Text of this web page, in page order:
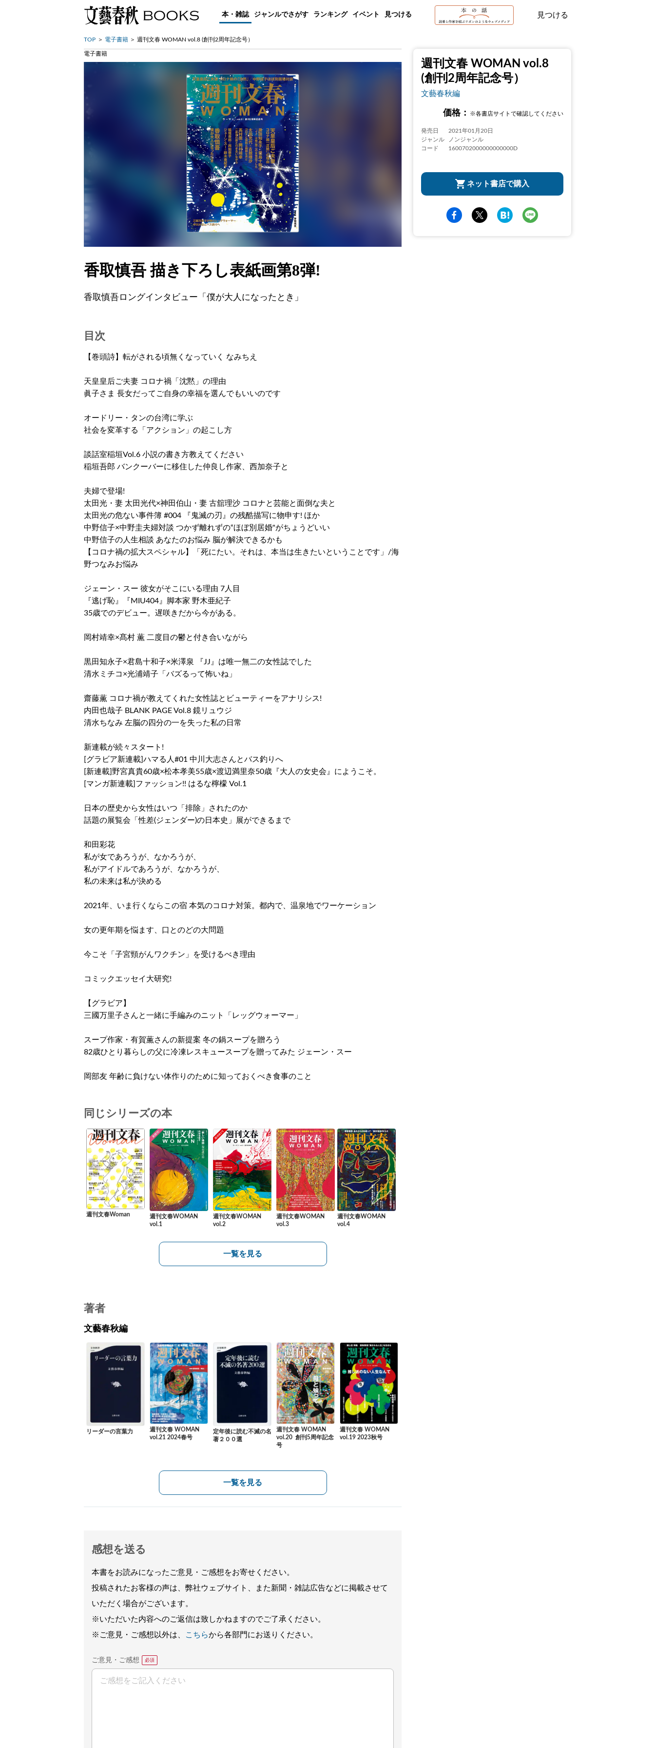
本・雑誌 ジャンルでさがす ランキング イベント 見つける 見つける
TOP 電子書籍 週刊文春 WOMAN vol.8 (創刊2周年記念号）
週刊文春 WOMAN vol.8
(創刊2周年記念号）
文藝春秋編
価格： ※各書店サイトで確認してください
発売日
2021年01月20日
ジャンル
ノンジャンル
コード
1600702000000000000D
ネット書店で購入
電子書籍
香取慎吾 描き下ろし表紙画第8弾!
香取慎吾ロングインタビュー「僕が大人になったとき」
目次
【巻頭詩】転がされる頃無くなっていく なみちえ
天皇皇后ご夫妻 コロナ禍「沈黙」の理由
眞子さま 長女だってご自身の幸福を選んでもいいのです
オードリー・タンの台湾に学ぶ
社会を変革する「アクション」の起こし方
談話室稲垣Vol.6 小説の書き方教えてください
稲垣吾郎 バンクーバーに移住した仲良し作家、西加奈子と
夫婦で登場!
太田光・妻 太田光代×神田伯山・妻 古舘理沙 コロナと芸能と面倒な夫と
太田光の危ない事件簿 #004 『鬼滅の刃』の残酷描写に物申す! ほか
中野信子×中野圭夫婦対談 つかず離れずの“ほぼ別居婚"がちょうどいい
中野信子の人生相談 あなたのお悩み 脳が解決できるかも
【コロナ禍の拡大スペシャル】「死にたい。それは、本当は生きたいということです」/海
野つなみお悩み
ジェーン・スー 彼女がそこにいる理由 7人目
『逃げ恥』『MIU404』脚本家 野木亜紀子
35歳でのデビュー。遅咲きだから今がある。
岡村靖幸×髙村 薫 二度目の鬱と付き合いながら
黒田知永子×君島十和子×米澤泉 『JJ』は唯一無二の女性誌でした
清水ミチコ×光浦靖子「バズるって怖いね」
齋藤薫 コロナ禍が教えてくれた女性誌とビューティーをアナリシス!
内田也哉子 BLANK PAGE Vol.8 鏡リュウジ
清水ちなみ 左脳の四分の一を失った私の日常
新連載が続々スタート!
[グラビア新連載]ハマる人#01 中川大志さんとバス釣りへ
[新連載]野宮真貴60歳×松本孝美55歳×渡辺満里奈50歳『大人の女史会』にようこそ。
[マンガ新連載]ファッション!! はるな檸檬 Vol.1
日本の歴史から女性はいつ「排除」されたのか
話題の展覧会「性差(ジェンダー)の日本史」展ができるまで
和田彩花
私が女であろうが、なかろうが、
私がアイドルであろうが、なかろうが、
私の未来は私が決める
2021年、いま行くならこの宿 本気のコロナ対策。都内で、温泉地でワーケーション
女の更年期を悩ます、口とのどの大問題
今こそ「子宮頸がんワクチン」を受けるべき理由
コミックエッセイ大研究!
【グラビア】
三國万里子さんと一緒に手編みのニット「レッグウォーマー」
スープ作家・有賀薫さんの新提案 冬の鍋スープを贈ろう
82歳ひとり暮らしの父に冷凍レスキュースープを贈ってみた ジェーン・スー
岡部友 年齢に負けない体作りのために知っておくべき食事のこと
同じシリーズの本
週刊文春Woman
週刊文春WOMAN
vol.1
週刊文春WOMAN
vol.2
週刊文春WOMAN
vol.3
週刊文春WOMAN
vol.4
一覧を見る
著者
文藝春秋編
リーダーの言葉力
週刊文春 WOMAN
vol.21 2024春号
定年後に読む不滅の名
著２００選
週刊文春 WOMAN
vol.20 創刊5周年記念
号
週刊文春 WOMAN
vol.19 2023秋号
一覧を見る
感想を送る
本書をお読みになったご意見・ご感想をお寄せください。
投稿されたお客様の声は、弊社ウェブサイト、また新聞・雑誌広告などに掲載させて
いただく場合がございます。
※いただいた内容へのご返信は致しかねますのでご了承ください。
※ご意見・ご感想以外は、
こちらから各部門にお送りください。
ご意見・ご感想